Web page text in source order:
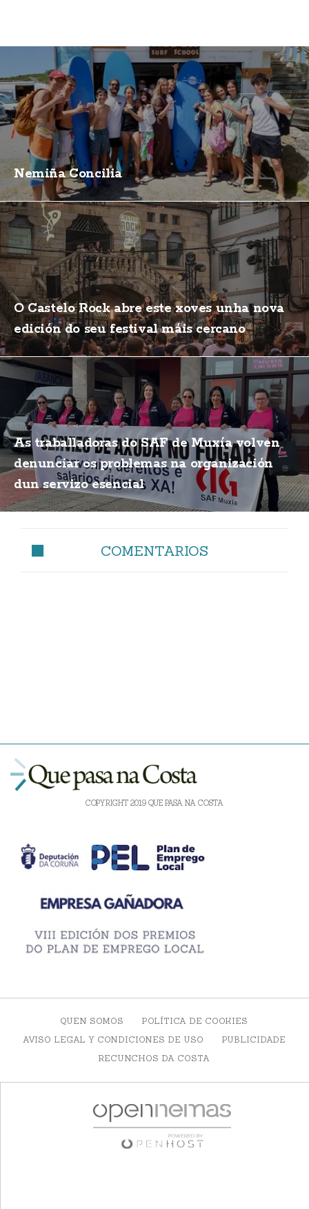
Nemiña Concilia
O Castelo Rock abre este xoves unha nova
edición do seu festival máis cercano
As traballadoras do SAF de Muxía volven
denunciar os problemas na organización
dun servizo esencial
COMENTARIOS
COPYRIGHT 2019 QUE PASA NA COSTA
QUEN SOMOS
POLÍTICA DE COOKIES
AVISO LEGAL Y CONDICIONES DE USO
PUBLICIDADE
RECUNCHOS DA COSTA